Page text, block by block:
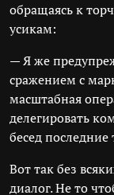
обращаясь к
усикам:
— Я же
сражением с
масштабная
делегировать
бесед
Вот так без
диалог. Не то